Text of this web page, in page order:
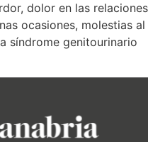
dolor en las relaciones
ocasiones, molestias al
síndrome genitourinario